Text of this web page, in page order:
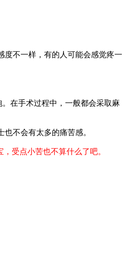
度不一样，有的人可能会感觉疼一
在手术过程中，一般都会采取麻
不会有太多的痛苦感。
受点小苦也不算什么了吧。